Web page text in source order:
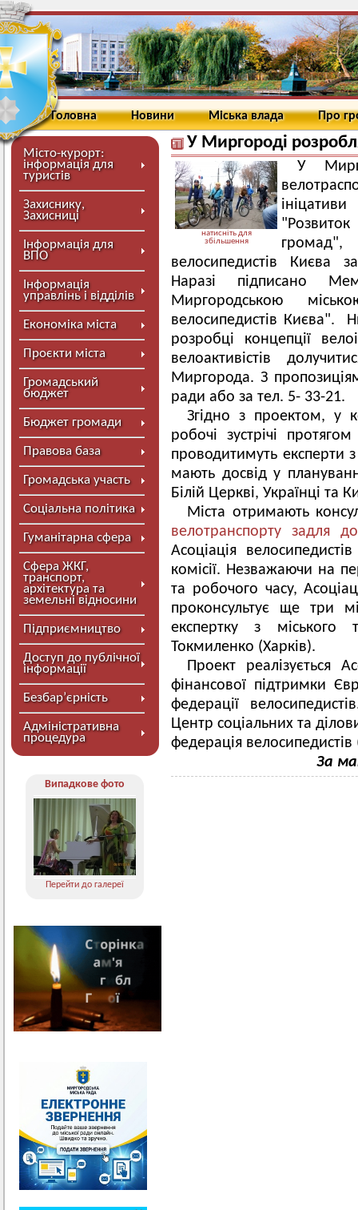
Головна Новини Міська влада Про
Місто-курорт:
інформація для
туристів
Захиснику,
Захисниці
Інформація для
ВПО
Інформація
управлінь і відділів
Економіка міста
Проєкти міста
Громадський
бюджет
Бюджет громади
Правова база
Громадська участь
Соціальна політика
Гуманітарна сфера
Сфера ЖКГ,
транспорт,
архітектура та
земельні відносини
Підприємництво
Доступ до публічної
інформації
Безбар’єрність
Адміністративна
процедура
Випадкове фото
Перейти до галереї
У Миргороді
натисніть для
збільшення
У
велосипедистів Києва
Наразі підписано
Миргородською
велосипедистів Києва".
розробці концепції
велоактивістів
Миргорода. З
ради або за тел. 5- 33-21.
Згідно з проектом, у
робочі зустрічі
проводитимуть експерти
мають досвід у
Білій Церкві, Українці та
Міста отримають
велотранспорту задля
Асоціація
комісії. Незважаючи на
та робочого часу,
проконсультує ще три
експертку з міського
Токмиленко (Харків).
Проект реалізується
фінансової підтримки
федерації
Центр соціальних та
федерація
За